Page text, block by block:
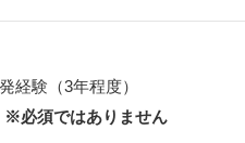
経験（3年程度）
※必須ではありません